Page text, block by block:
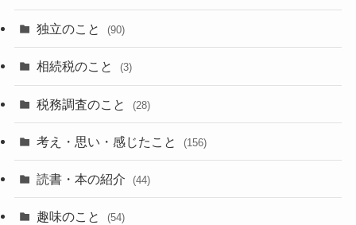
独立のこと (90)
相続税のこと (3)
税務調査のこと (28)
考え・思い・感じたこと (156)
読書・本の紹介 (44)
趣味のこと (54)